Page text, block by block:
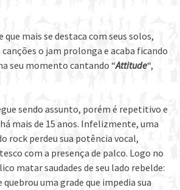
mais se destaca com seus solos,
o jam prolonga e acaba ficando
seu momento cantando “Attitude“,
sendo assunto, porém é repetitivo e
mais de 15 anos. Infelizmente, uma
rock perdeu sua potência vocal,
com a presença de palco. Logo no
matar saudades de seu lado rebelde:
quebrou uma grade que impedia sua